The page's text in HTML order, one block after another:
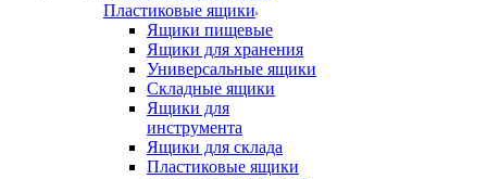
Пластиковые ящики
Ящики пищевые
Ящики для хранения
Универсальные ящики
Складные ящики
Ящики для
инструмента
Ящики для склада
Пластиковые ящики